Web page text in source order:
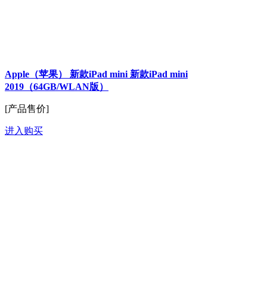
Apple（苹果） 新款iPad mini 新款iPad mini
2019（64GB/WLAN版）
[产品售价]
进入购买